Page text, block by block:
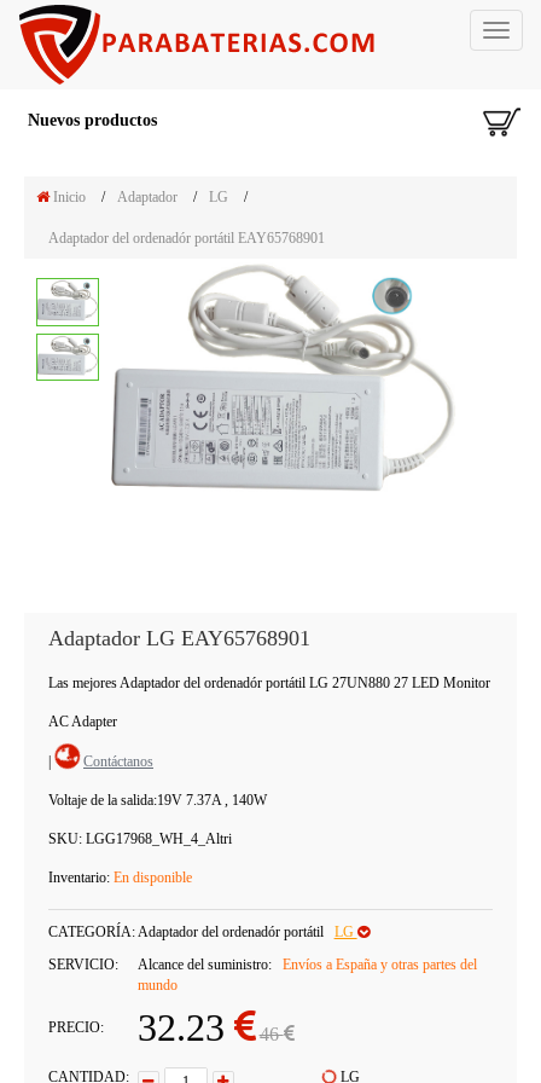
Toggle
Nuevos productos
Inicio / Adaptador / LG /
Adaptador del ordenadór portátil EAY65768901
Adaptador LG EAY65768901
Las mejores Adaptador del ordenadór portátil LG 27UN880 27 LED Monitor
AC Adapter
Contáctanos
Voltaje de la salida:19V 7.37A , 140W
SKU: LGG17968_WH_4_Altri
Inventario: En disponible
CATEGORÍA:Adaptador del ordenadór portátil
LG
SERVICIO:
Alcance del suministro:
Envíos a España y otras partes del
mundo
PRECIO: 32.23 46
CANTIDAD:
LG